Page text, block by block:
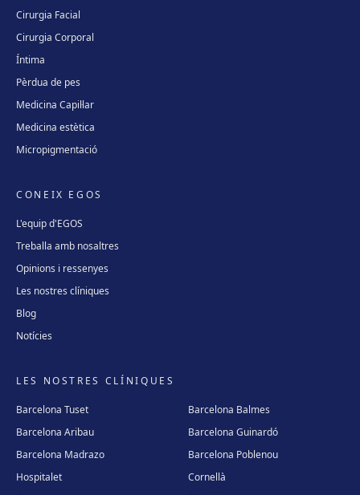
Cirurgia Facial
Cirurgia Corporal
Íntima
Pèrdua de pes
Medicina Capil·lar
Medicina estètica
Micropigmentació
CONEIX EGOS
L'equip d'EGOS
Treballa amb nosaltres
Opinions i ressenyes
Les nostres clíniques
Blog
Notícies
LES NOSTRES CLÍNIQUES
Barcelona Tuset
Barcelona Balmes
Barcelona Aribau
Barcelona Guinardó
Barcelona Madrazo
Barcelona Poblenou
Hospitalet
Cornellà